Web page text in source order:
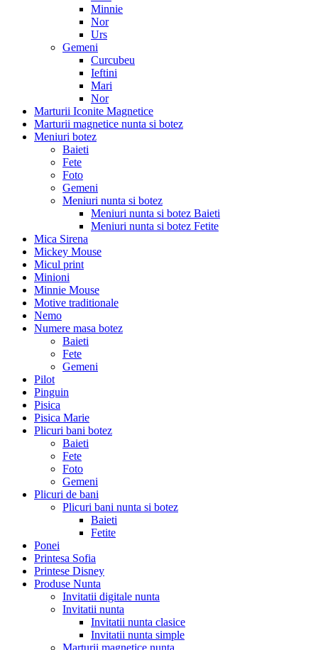
Minnie
Nor
Urs
Gemeni
Curcubeu
Ieftini
Mari
Nor
Marturii Iconite Magnetice
Marturii magnetice nunta si botez
Meniuri botez
Baieti
Fete
Foto
Gemeni
Meniuri nunta si botez
Meniuri nunta si botez Baieti
Meniuri nunta si botez Fetite
Mica Sirena
Mickey Mouse
Micul print
Minioni
Minnie Mouse
Motive traditionale
Nemo
Numere masa botez
Baieti
Fete
Gemeni
Pilot
Pinguin
Pisica
Pisica Marie
Plicuri bani botez
Baieti
Fete
Foto
Gemeni
Plicuri de bani
Plicuri bani nunta si botez
Baieti
Fetite
Ponei
Printesa Sofia
Printese Disney
Produse Nunta
Invitatii digitale nunta
Invitatii nunta
Invitatii nunta clasice
Invitatii nunta simple
Marturii magnetice nunta